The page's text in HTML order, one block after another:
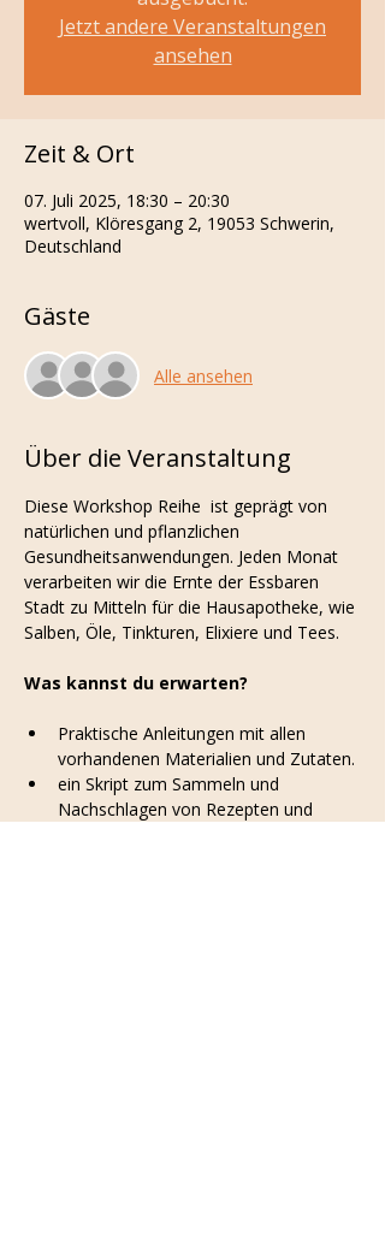
Jetzt andere Veranstaltungen
ansehen
Zeit & Ort
07. Juli 2025, 18:30 – 20:30
wertvoll, Klöresgang 2, 19053 Schwerin,
Deutschland
Gäste
Alle ansehen
Über die Veranstaltung
Diese Workshop Reihe  ist geprägt von
natürlichen und pflanzlichen
Gesundheitsanwendungen. Jeden Monat
verarbeiten wir die Ernte der Essbaren
Stadt zu Mitteln für die Hausapotheke, wie
Salben, Öle, Tinkturen, Elixiere und Tees.
Was kannst du erwarten?
Praktische Anleitungen mit allen
vorhandenen Materialien und Zutaten.
ein Skript zum Sammeln und
Nachschlagen von Rezepten und